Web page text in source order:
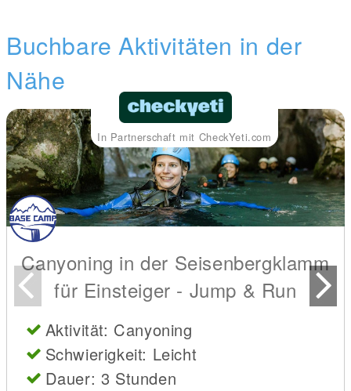
Buchbare Aktivitäten in der
Nähe
In Partnerschaft mit CheckYeti.com
Canyoning in der Seisenbergklamm
für Einsteiger - Jump & Run
Aktivität: Canyoning
Schwierigkeit: Leicht
Dauer: 3 Stunden